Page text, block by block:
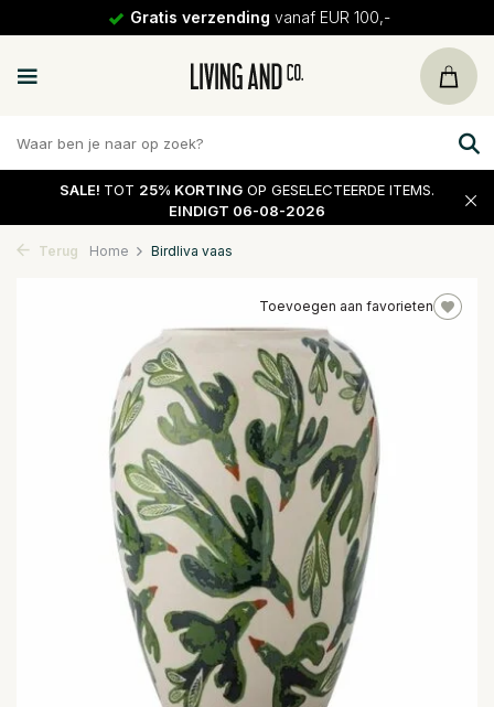
Gratis verzending vanaf EUR 100,-
SALE! TOT 25% KORTING OP GESELECTEERDE ITEMS.
EINDIGT 06-08-2026
Terug Home Birdliva vaas
Toevoegen aan favorieten